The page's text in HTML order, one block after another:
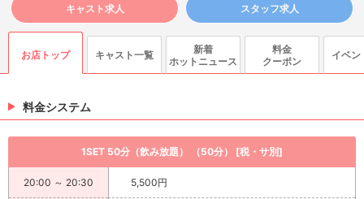
キャスト求人 スタッフ求人
お店トップ キャスト一覧
新着
ホットニュース
料金
クーポン
イベン
料金システム
1SET 50分（飲み放題） （50分） [税・サ別]
20:00 ～ 20:30 5,500円